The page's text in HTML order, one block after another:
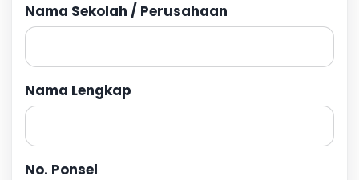
Nama Sekolah / Perusahaan
Nama Lengkap
No. Ponsel